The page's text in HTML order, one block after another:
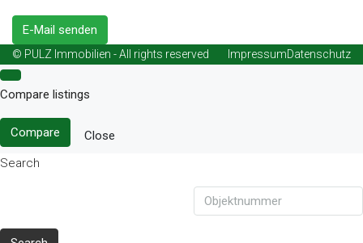
E-Mail senden
© PULZ Immobilien - All rights reserved ImpressumDatenschutz
Compare listings
Compare
Close
Search